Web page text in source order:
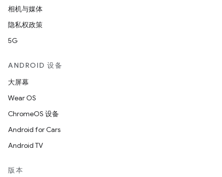
相机与媒体
隐私权政策
5G
ANDROID 设备
大屏幕
Wear OS
ChromeOS 设备
Android for Cars
Android TV
版本